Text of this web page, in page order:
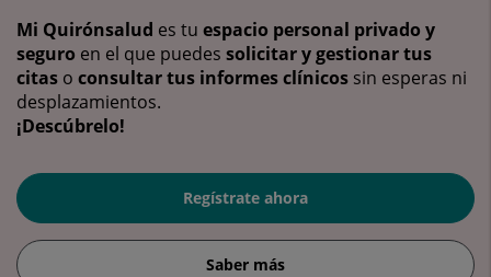
Mi Quirónsalud es tu espacio personal privado y
seguro en el que puedes solicitar y gestionar tus
citas o consultar tus informes clínicos sin esperas ni
desplazamientos.
¡Descúbrelo!
Regístrate ahora
Saber más